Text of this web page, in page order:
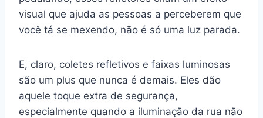
visual que ajuda as pessoas a perceberem que
você tá se mexendo, não é só uma luz parada.
E, claro, coletes refletivos e faixas luminosas
são um plus que nunca é demais. Eles dão
aquele toque extra de segurança,
especialmente quando a iluminação da rua não